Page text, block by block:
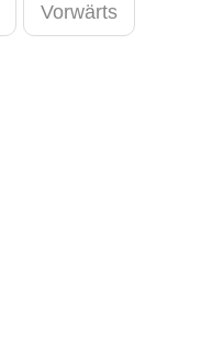
Vorwärts